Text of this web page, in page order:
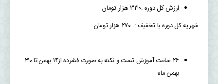
ارزش کل دوره :۳۳۰ هزار تومان
شهریه کل دوره با تخفیف : ۲۷۰ هزار تومان
۲۶ ساعت آموزش تست و نکته به صورت فشرده از۱۴ بهمن تا ۳۰
بهمن ماه